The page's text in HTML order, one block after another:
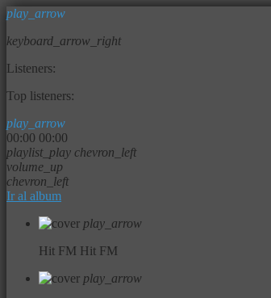
play_arrow
keyboard_arrow_right
Listeners:
Top listeners:
play_arrow
00:00 00:00
playlist_play chevron_left
volume_up
chevron_left
Ir al album
play_arrow
Hit FM Hit FM
play_arrow